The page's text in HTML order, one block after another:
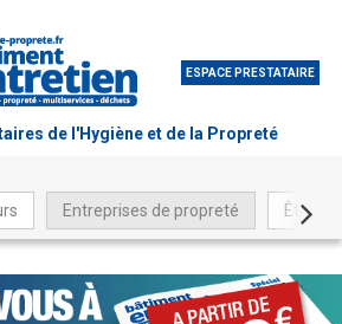
ESPACE PRESTATAIRE
de l'Hygiène et de la Propreté
Entreprises de propreté Être